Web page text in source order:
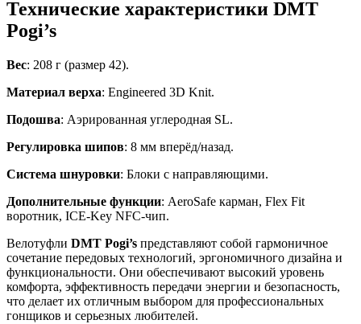
Технические характеристики DMT
Pogi’s
Вес: 208 г (размер 42).
Материал верха: Engineered 3D Knit.
Подошва: Аэрированная углеродная SL.
Регулировка шипов: 8 мм вперёд/назад.
Система шнуровки: Блоки с направляющими.
Дополнительные функции: AeroSafe карман, Flex Fit
воротник, ICE-Key NFC-чип.
Велотуфли DMT Pogi’s представляют собой гармоничное
сочетание передовых технологий, эргономичного дизайна и
функциональности. Они обеспечивают высокий уровень
комфорта, эффективность передачи энергии и безопасность,
что делает их отличным выбором для профессиональных
гонщиков и серьезных любителей.